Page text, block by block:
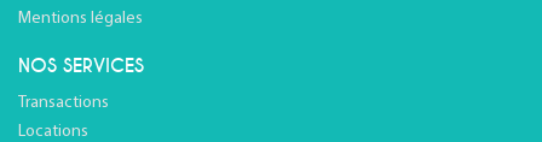
Mentions légales
NOS SERVICES
Transactions
Locations